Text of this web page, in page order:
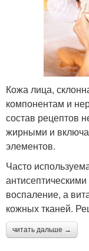
Кожа лица,
компонентам и
состав рецептов
жирными и
элементов.
Часто
воспаление, а
кожных тканей.
читать дальше →